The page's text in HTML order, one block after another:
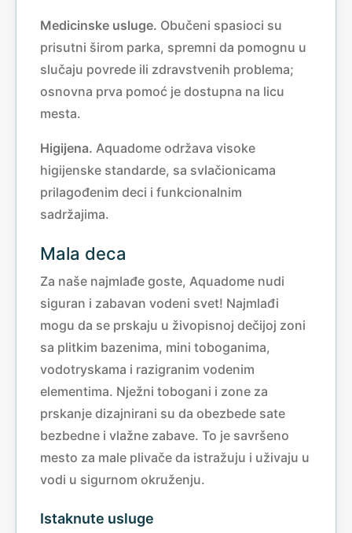
Medicinske usluge. Obučeni spasioci su
prisutni širom parka, spremni da pomognu u
slučaju povrede ili zdravstvenih problema;
osnovna prva pomoć je dostupna na licu
mesta.
Higijena. Aquadome održava visoke
higijenske standarde, sa svlačionicama
prilagođenim deci i funkcionalnim
sadržajima.
Mala deca
Za naše najmlađe goste, Aquadome nudi
siguran i zabavan vodeni svet! Najmlađi
mogu da se prskaju u živopisnoj dečijoj zoni
sa plitkim bazenima, mini toboganima,
vodotryskama i razigranim vodenim
elementima. Nježni tobogani i zone za
prskanje dizajnirani su da obezbede sate
bezbedne i vlažne zabave. To je savršeno
mesto za male plivače da istražuju i uživaju u
vodi u sigurnom okruženju.
Istaknute usluge